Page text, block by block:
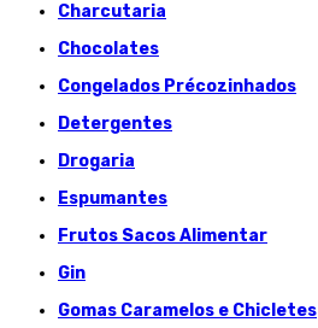
Charcutaria
Chocolates
Congelados Précozinhados
Detergentes
Drogaria
Espumantes
Frutos Sacos Alimentar
Gin
Gomas Caramelos e Chicletes